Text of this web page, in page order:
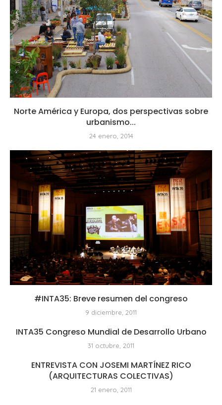
Norte América y Europa, dos perspectivas sobre
urbanismo...
24 enero, 2014
#INTA35: Breve resumen del congreso
9 diciembre, 2011
INTA35 Congreso Mundial de Desarrollo Urbano
31 octubre, 2011
ENTREVISTA CON JOSEMI MARTÍNEZ RICO
(ARQUITECTURAS COLECTIVAS)
21 enero, 2011